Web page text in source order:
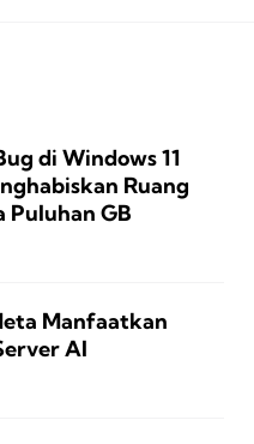
di Windows 11
Ruang
Puluhan GB
Manfaatkan
AI